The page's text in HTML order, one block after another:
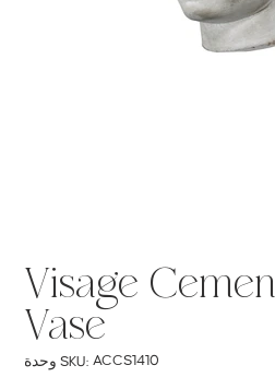
Visage
Vase
وحدة SKU: SKU
ACCS1410
ACCS1410